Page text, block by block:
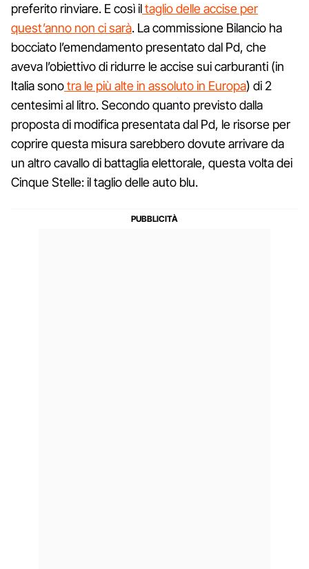
preferito rinviare. E così iltaglio delle accise per
quest’anno non ci sarà. La commissione Bilancio ha
bocciato l’emendamento presentato dal Pd, che
aveva l’obiettivo di ridurre le accise sui carburanti (in
Italia sonotra le più alte in assoluto in Europa) di 2
centesimi al litro. Secondo quanto previsto dalla
proposta di modifica presentata dal Pd, le risorse per
coprire questa misura sarebbero dovute arrivare da
un altro cavallo di battaglia elettorale, questa volta dei
Cinque Stelle: il taglio delle auto blu.